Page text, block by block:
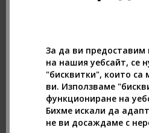
Britney Spears (40)
Bruno Banani (76)
Brut (1)
Bugatti (4)
Burberry (90)
Bvlgari (128)
За да ви
на нашия уебсайт, се
"бисквитки", които
ви. Използваме
функциониране на
Бихме искали да
не ви досаждаме с